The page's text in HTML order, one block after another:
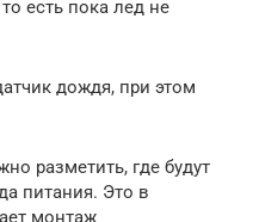
есть пока лед не
дождя, при этом
разметить, где будут
питания. Это в
монтаж